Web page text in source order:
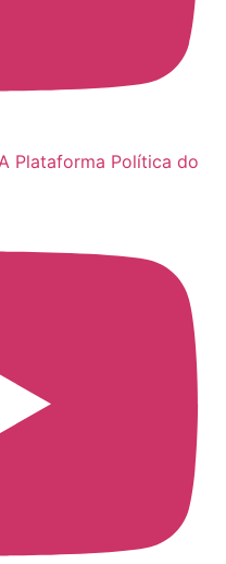
Plataforma Política do